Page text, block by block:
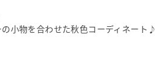
小物を合わせた秋色コーディネート♪